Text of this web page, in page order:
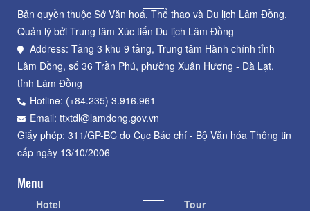
Bản quyền thuộc Sở Văn hoá, Thể thao và Du lịch Lâm Đồng.
Quản lý bởi Trung tâm Xúc tiến Du lịch Lâm Đồng
Address: Tầng 3 khu 9 tầng, Trung tâm Hành chính tỉnh
Lâm Đồng, số 36 Trần Phú, phường Xuân Hương - Đà Lạt,
tỉnh Lâm Đồng
Hotline: (+84.235) 3.916.961
Email: ttxtdl@lamdong.gov.vn
Giấy phép: 311/GP-BC do Cục Báo chí - Bộ Văn hóa Thông tin
cấp ngày 13/10/2006
Menu
Hotel Tour